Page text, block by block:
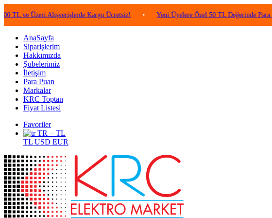
Üzeri Alışverişlerde Kargo Ücretsiz! • Yeni Üyelere Özel 50 TL Değerinde Para Puan!
AnaSayfa
Siparişlerim
Hakkımızda
Şubelerimiz
İletişim
Para Puan
Markalar
KRC Toptan
Fiyat Listesi
Favoriler
TR − TL
TL USD EUR